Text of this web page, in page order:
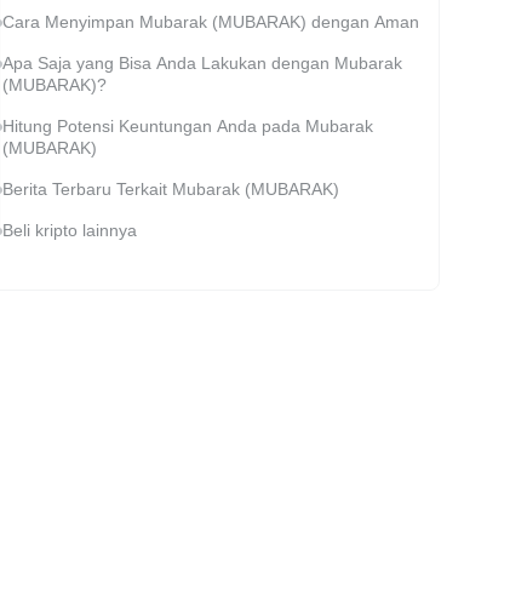
Cara Menyimpan Mubarak (MUBARAK) dengan Aman
Apa Saja yang Bisa Anda Lakukan dengan Mubarak
(MUBARAK)?
Hitung Potensi Keuntungan Anda pada Mubarak
(MUBARAK)
Berita Terbaru Terkait Mubarak (MUBARAK)
Beli kripto lainnya